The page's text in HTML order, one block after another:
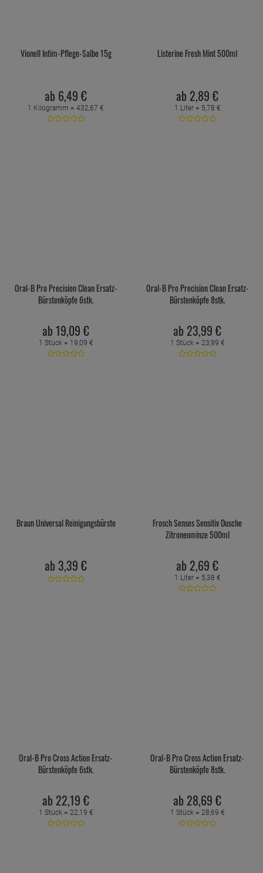
Vionell Intim-Pflege-Salbe 15g
ab 6,49 €
1 Kilogramm = 432,67 €
Listerine Fresh Mint 500ml
ab 2,89 €
1 Liter = 5,78 €
Oral-B Pro Precision Clean Ersatz-
Bürstenköpfe 6stk.
ab 19,09 €
1 Stück = 19,09 €
Oral-B Pro Precision Clean Ersatz-
Bürstenköpfe 8stk.
ab 23,99 €
1 Stück = 23,99 €
Braun Universal Reinigungsbürste
ab 3,39 €
Frosch Senses Sensitiv Dusche
Zitronenminze 500ml
ab 2,69 €
1 Liter = 5,38 €
Oral-B Pro Cross Action Ersatz-
Bürstenköpfe 6stk.
ab 22,19 €
1 Stück = 22,19 €
Oral-B Pro Cross Action Ersatz-
Bürstenköpfe 8stk.
ab 28,69 €
1 Stück = 28,69 €